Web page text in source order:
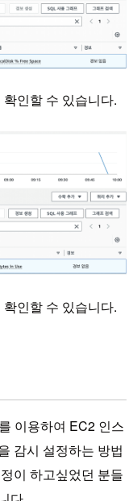
인할 수 있습니다.
인할 수 있습니다.
이용하여 EC2 인스
감시 설정하는 방법
이 하고싶었던 분들